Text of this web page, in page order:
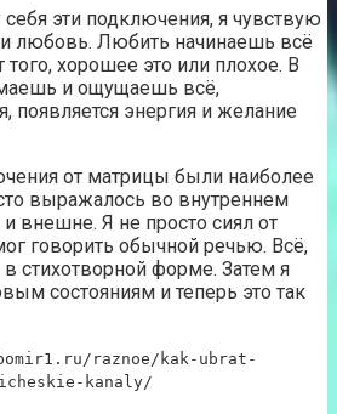
эти подключения, я чувствую
и любовь. Любить начинаешь всё
того, хорошее это или плохое. В
и ощущаешь всё,
появляется энергия и желание
от матрицы были наиболее
выражалось во внутреннем
и внешне. Я не просто сиял от
говорить обычной речью. Всё,
в стихотворной форме. Затем я
состояниям и теперь это так
raznoe/kak-ubrat-
kanaly/